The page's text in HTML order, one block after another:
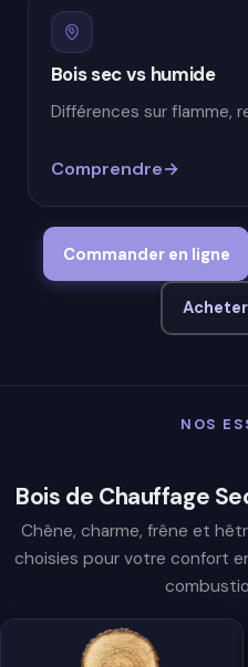
Bois sec vs humide
Différences sur flamme,
Comprendre
Commander en ligne
NOS
Bois de Chauffage
Chêne, charme, frêne et
choisies pour votre confort